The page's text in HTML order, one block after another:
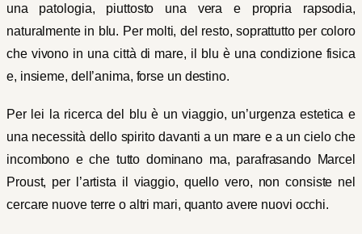
una patologia, piuttosto una vera e propria rapsodia,
naturalmente in blu. Per molti, del resto, soprattutto per coloro
che vivono in una città di mare, il blu è una condizione fisica
e, insieme, dell’anima, forse un destino.
Per lei la ricerca del blu è un viaggio, un’urgenza estetica e
una necessità dello spirito davanti a un mare e a un cielo che
incombono e che tutto dominano ma, parafrasando Marcel
Proust, per l’artista il viaggio, quello vero, non consiste nel
cercare nuove terre o altri mari, quanto avere nuovi occhi.